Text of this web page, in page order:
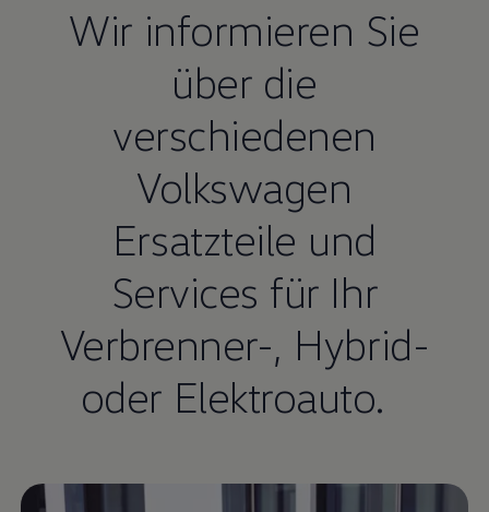
Wir informieren Sie
über die
verschiedenen
Volkswagen
Ersatzteile und
Services für Ihr
Verbrenner-, Hybrid-
oder Elektroauto.